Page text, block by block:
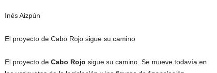
Inés Aizpún
El proyecto de Cabo Rojo sigue su camino
El proyecto de Cabo Rojo sigue su camino. Se mueve todavía en